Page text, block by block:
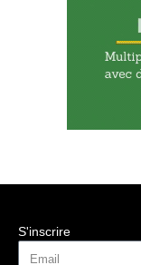
S'inscrire